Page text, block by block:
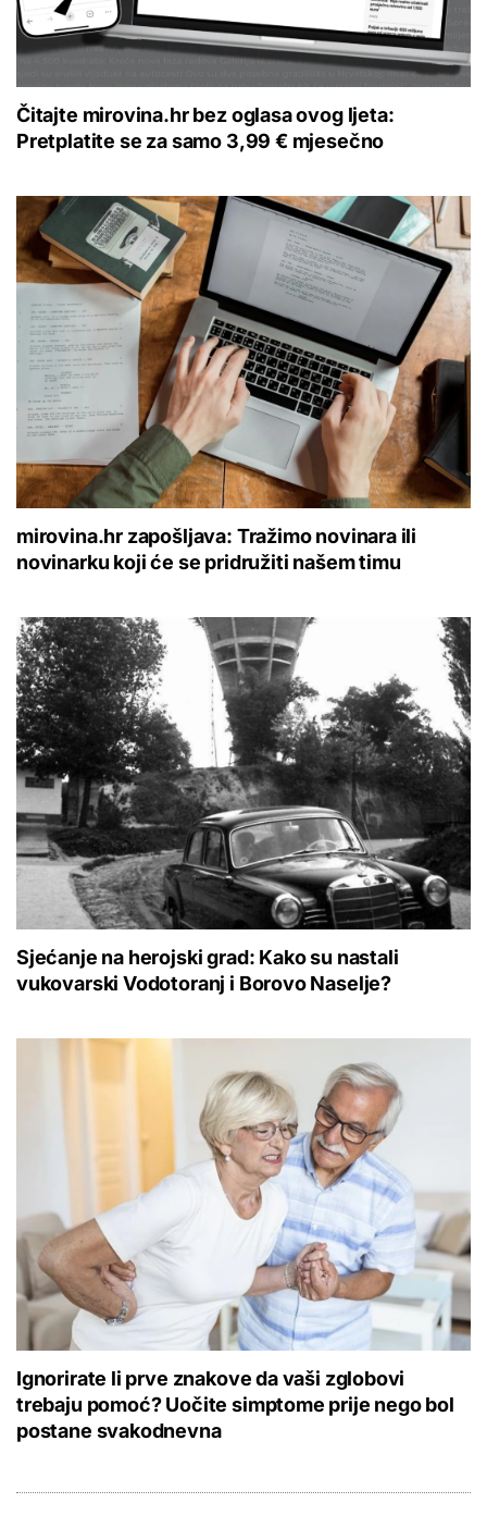
Čitajte mirovina.hr bez oglasa ovog ljeta:
Pretplatite se za samo 3,99 € mjesečno
mirovina.hr zapošljava: Tražimo novinara ili
novinarku koji će se pridružiti našem timu
Sjećanje na herojski grad: Kako su nastali
vukovarski Vodotoranj i Borovo Naselje?
Ignorirate li prve znakove da vaši zglobovi
trebaju pomoć? Uočite simptome prije nego bol
postane svakodnevna